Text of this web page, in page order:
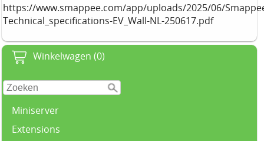
Winkelwagen (0)
Miniserver
Extensions
https://www.smappee.com/app/uploads/2025/06/
Technical_specifications-EV_Wall-NL-250617.pdf